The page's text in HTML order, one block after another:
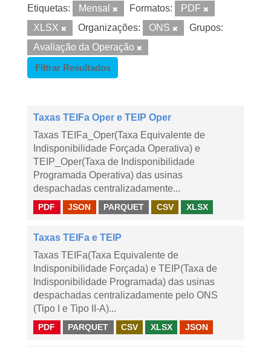
Etiquetas: Mensal Formatos:
PDF
XLSX
Organizações: ONS
Grupos:
Avaliação da Operação
Filtrar Resultados
Taxas TEIFa Oper e TEIP Oper
Taxas TEIFa_Oper(Taxa Equivalente de
Indisponibilidade Forçada Operativa) e
TEIP_Oper(Taxa de Indisponibilidade
Programada Operativa) das usinas
despachadas centralizadamente...
PDF JSON PARQUET CSV XLSX
Taxas TEIFa e TEIP
Taxas TEIFa(Taxa Equivalente de
Indisponibilidade Forçada) e TEIP(Taxa de
Indisponibilidade Programada) das usinas
despachadas centralizadamente pelo ONS
(Tipo I e Tipo II-A)...
PDF PARQUET CSV XLSX JSON